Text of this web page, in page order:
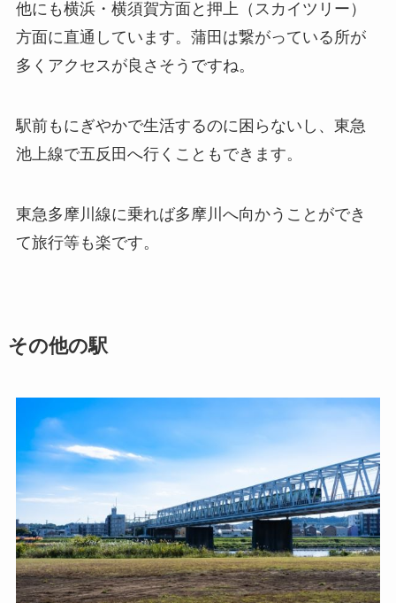
他にも横浜・横須賀方面と押上（スカイツリー）
方面に直通しています。 蒲田は繋がっている所が
多くアクセスが良さそうですね。
駅前もにぎやかで生活するのに困らないし、 東急
池上線で五反田へ行くこともできます。
東急多摩川線に乗れば多摩川へ向かうことができ
て旅行等も楽です。
その他の駅